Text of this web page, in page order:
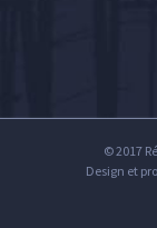
© 2017
Design et